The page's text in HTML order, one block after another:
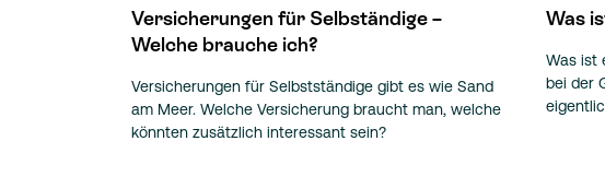
Versicherungen für Selbständige –
Welche brauche ich?
Versicherungen für Selbstständige gibt es wie Sand
am Meer. Welche Versicherung braucht man, welche
könnten zusätzlich interessant sein?
Was
Was ist
bei der